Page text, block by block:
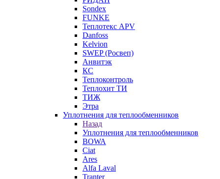
Sondex
FUNKE
Теплотекс APV
Danfoss
Kelvion
SWEP (Росвеп)
Анвитэк
КС
Теплоконтроль
Теплохит ТИ
ТИЖ
Этра
Уплотнения для теплообменников
Назад
Уплотнения для теплообменников
BOWA
Ciat
Ares
Alfa Laval
Tranter